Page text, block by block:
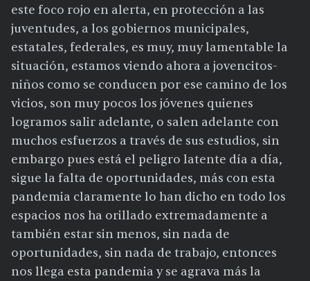
este foco rojo en alerta, en protección a las
juventudes, a los gobiernos municipales,
estatales, federales, es muy, muy lamentable la
situación, estamos viendo ahora a jovencitos-
niños como se conducen por ese camino de los
vicios, son muy pocos los jóvenes quienes
logramos salir adelante, o salen adelante con
muchos esfuerzos a través de sus estudios, sin
embargo pues está el peligro latente día a día,
sigue la falta de oportunidades, más con esta
pandemia claramente lo han dicho en todo los
espacios nos ha orillado extremadamente a
también estar sin menos, sin nada de
oportunidades, sin nada de trabajo, entonces
nos llega esta pandemia y se agrava más la